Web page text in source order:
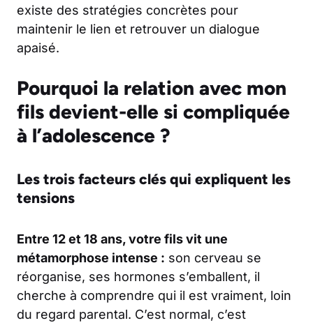
existe des stratégies concrètes pour
maintenir le lien et retrouver un dialogue
apaisé.
Pourquoi la relation avec mon
fils devient-elle si compliquée
à l’adolescence ?
Les trois facteurs clés qui expliquent les
tensions
Entre 12 et 18 ans, votre fils vit une
métamorphose intense : son cerveau se
réorganise, ses hormones s’emballent, il
cherche à comprendre qui il est vraiment, loin
du regard parental. C’est normal, c’est